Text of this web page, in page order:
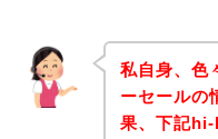
私自身、色
ーセールの
果、下記hi-